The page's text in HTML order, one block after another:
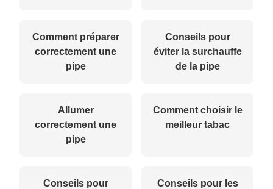
Comment préparer
correctement une
pipe
Conseils pour
éviter la surchauffe
de la pipe
Allumer
correctement une
pipe
Comment choisir le
meilleur tabac
Conseils pour
Conseils pour les